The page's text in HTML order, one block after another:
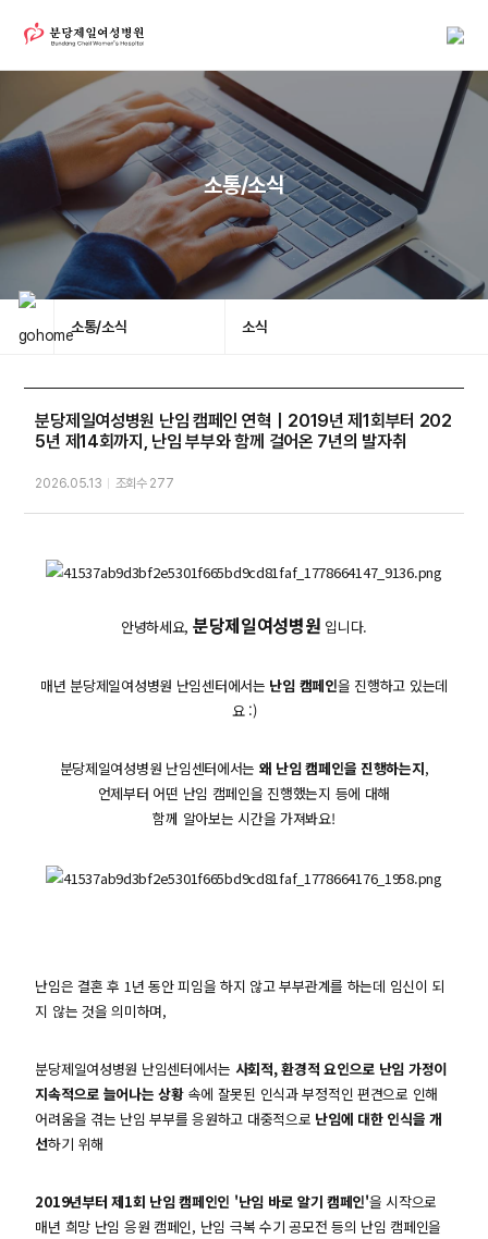
소통/소식
소통/소식 소식
분당제일여성병원 난임 캠페인 연혁｜2019년 제1회부터 202
5년 제14회까지, 난임 부부와 함께 걸어온 7년의 발자취
2026.05.13 조회수 277
안녕하세요, 분당제일여성병원 입니다.
매년 분당제일여성병원 난임센터에서는 난임 캠페인을 진행하고 있는데
요 :)
분당제일여성병원 난임센터에서는 왜 난임 캠페인을 진행하는지,
언제부터 어떤 난임 캠페인을 진행했는지 등에 대해
함께 알아보는 시간을 가져봐요!
난임은 결혼 후 1년 동안 피임을 하지 않고 부부관계를 하는데 임신이 되
지 않는 것을 의미하며,
분당제일여성병원 난임센터에서는 사회적, 환경적 요인으로 난임 가정이
지속적으로 늘어나는 상황속에 잘못된 인식과 부정적인 편견으로 인해
어려움을 겪는 난임 부부를 응원하고 대중적으로 난임에 대한 인식을 개
선하기 위해
2019년부터 제1회 난임 캠페인인 '난임 바로 알기 캠페인'을 시작으로
매년 희망 난임 응원 캠페인, 난임 극복 수기 공모전 등의 난임 캠페인을